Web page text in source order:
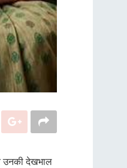
उनकी देखभाल